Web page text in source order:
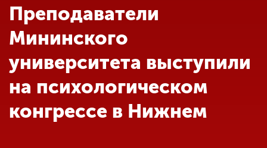
Абитуриенту
Обучение
Наука
Преподаватели
Мининского
университета выступили
на психологическом
конгрессе в Нижнем